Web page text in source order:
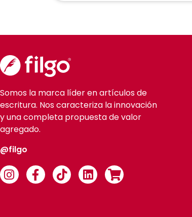
Somos la marca líder en artículos de
escritura. Nos caracteriza la innovación
y una completa propuesta de valor
agregado.
@filgo